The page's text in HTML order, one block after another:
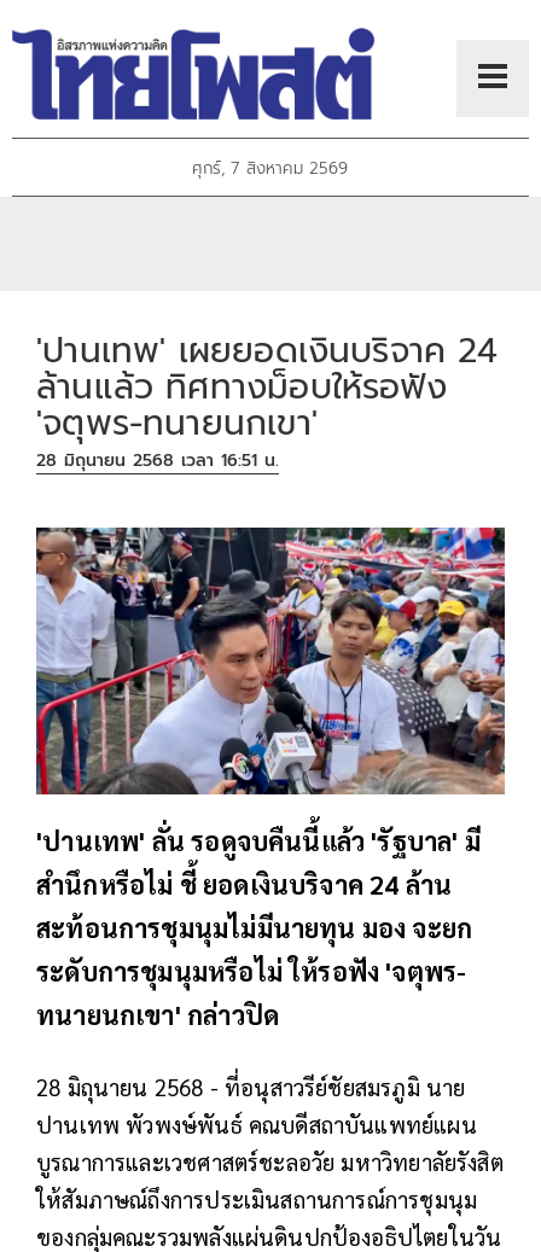
ศุกร์, 7 สิงหาคม 2569
'ปานเทพ' เผยยอดเงินบริจาค 24
ล้านแล้ว ทิศทางม็อบให้รอฟัง
'จตุพร-ทนายนกเขา'
28 มิถุนายน 2568 เวลา 16:51 น.
'ปานเทพ' ลั่น รอดูจบคืนนี้แล้ว 'รัฐบาล' มี
สำนึกหรือไม่ ชี้ ยอดเงินบริจาค 24 ล้าน
สะท้อนการชุมนุมไม่มีนายทุน มอง จะยก
ระดับการชุมนุมหรือไม่ ให้รอฟัง 'จตุพร-
ทนายนกเขา' กล่าวปิด
28 มิถุนายน 2568 - ที่อนุสาวรีย์ชัยสมรภูมิ นาย
ปานเทพ พัวพงษ์พันธ์ คณบดีสถาบันแพทย์แผน
บูรณาการและเวชศาสตร์ชะลอวัย มหาวิทยาลัยรังสิต
ให้สัมภาษณ์ถึงการประเมินสถานการณ์การชุมนุม
ของกลุ่มคณะรวมพลังแผ่นดินปกป้องอธิปไตยในวัน